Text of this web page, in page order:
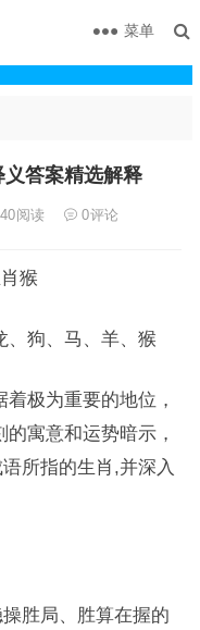
菜单
答案精选解释
阅读 0评论
猴
、狗、马、羊、猴
极为重要的地位，
寓意和运势暗示，
所指的生肖,并深入
胜局、胜算在握的